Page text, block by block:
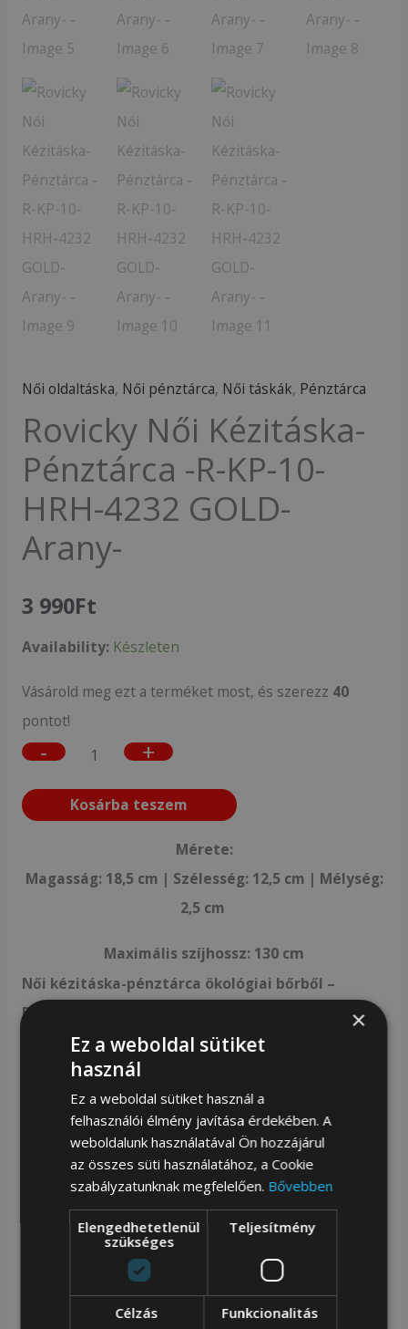
Női oldaltáska, Női pénztárca, Női táskák, Pénztárca
Rovicky Női Kézitáska-
Pénztárca -R-KP-10-
HRH-4232 GOLD-
Arany-
3 990Ft
Availability: Készleten
Vásárold meg ezt a terméket most, és szerezz 40
pontot!
- +
Kosárba teszem
Mérete:
Magasság: 18,5 cm | Szélesség: 12,5 cm | Mélység:
2,5 cm
Maximális szíjhossz: 130 cm
Női kézitáska-pénztárca ökológiai bőrből –
Rovicky
Anyag és kivitelezés |Ökológiai bőrből
Kicsi és könnyű |Kényelmesen használható
cipzárralzárt kis tasak, egykamrás 2 további
zsebbel és 3 rekesszel kártyák vagy
Hosszú pánton |Hosszú, állítható pántra
akasztva, leválasztási lehetőséggel;
Praktikus pénztárcával |A tasakhoz egy kis
pénztárca van rögzítve, amely ideális pénz,
×
Ez a weboldal sütiket
használ
Ez a weboldal sütiket használ a
felhasználói élmény javítása érdekében. A
weboldalunk használatával Ön hozzájárul
az összes süti használatához, a Cookie
szabályzatunknak megfelelően. Bővebben
Elengedhetetlenül
szükséges
Teljesítmény
Célzás Funkcionalitás